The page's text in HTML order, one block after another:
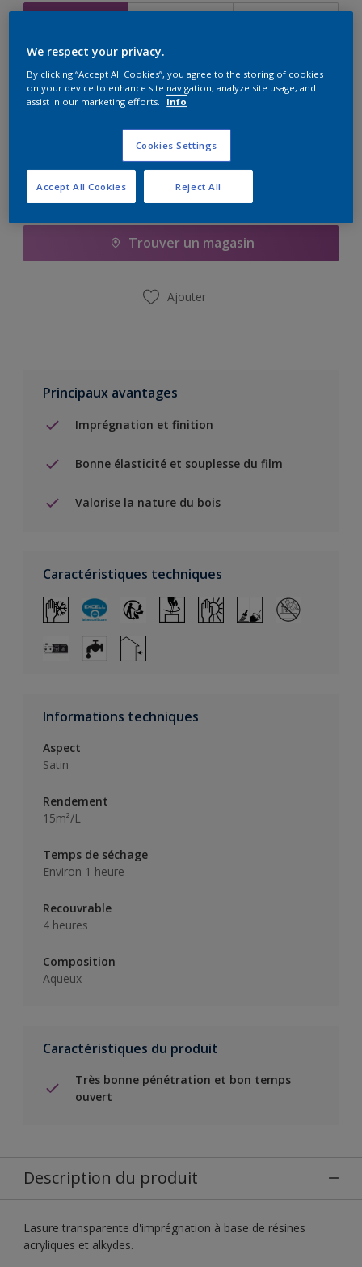
Calculer
Ajouter à la liste d’achats
Trouver un magasin
Ajouter
Principaux avantages
Imprégnation et finition
Bonne élasticité et souplesse du film
Valorise la nature du bois
Caractéristiques techniques
Informations techniques
Aspect
Satin
Rendement
15m²/L
Temps de séchage
Environ 1 heure
Recouvrable
4 heures
Composition
Aqueux
Caractéristiques du produit
Très bonne pénétration et bon temps
ouvert
Description du produit
Lasure transparente d'imprégnation à base de résines
acryliques et alkydes.
We respect your privacy.
By clicking “Accept All Cookies”, you agree to the storing of cookies
on your device to enhance site navigation, analyze site usage, and
assist in our marketing efforts.
Info
Cookies Settings
Reject All
Accept All Cookies